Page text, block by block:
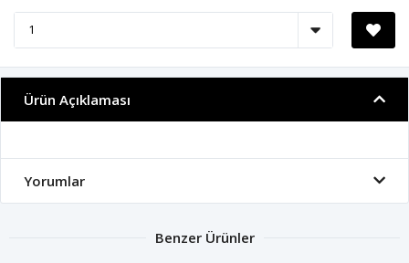
Ürün Açıklaması
Yorumlar
Benzer Ürünler